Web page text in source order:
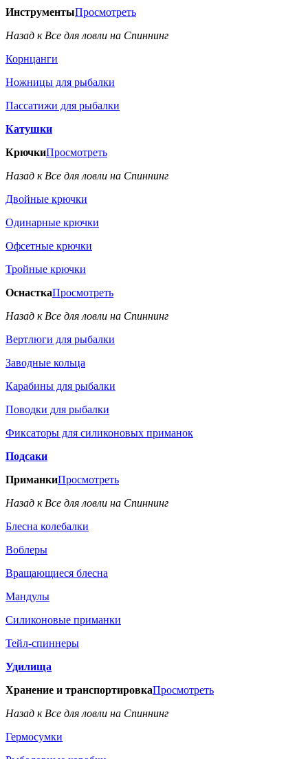
ИнструментыПросмотреть
Назад к Все для ловли на Спиннинг
Корнцанги
Ножницы для рыбалки
Пассатижи для рыбалки
Катушки
КрючкиПросмотреть
Назад к Все для ловли на Спиннинг
Двойные крючки
Одинарные крючки
Офсетные крючки
Тройные крючки
ОснасткаПросмотреть
Назад к Все для ловли на Спиннинг
Вертлюги для рыбалки
Заводные кольца
Карабины для рыбалки
Поводки для рыбалки
Фиксаторы для силиконовых приманок
Подсаки
ПриманкиПросмотреть
Назад к Все для ловли на Спиннинг
Блесна колебалки
Воблеры
Вращающиеся блесна
Мандулы
Силиконовые приманки
Тейл-спиннеры
Удилища
Хранение и транспортировкаПросмотреть
Назад к Все для ловли на Спиннинг
Гермосумки